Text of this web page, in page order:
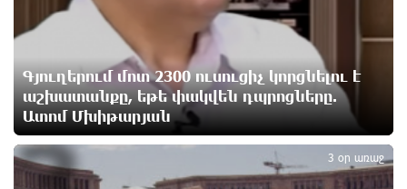
Հնդկաստանի հյուսիս-արևելքում տեղի ունեցած
ջրհեղեղների հետևանքով զոհերի թիվը հասել է 97-
12 ժամ առաջ
Օգոստոսի 7-ին ժամանակավորապես կդադարեցվի
մի շարք հասցեների էլեկտրամատակարարում
Գյուղերում մոտ 2300 ուսուցիչ կորցնելու է
աշխատանքը, եթե փակվեն դպրոցները.
Ատոմ Մխիթարյան
3 օր առաջ